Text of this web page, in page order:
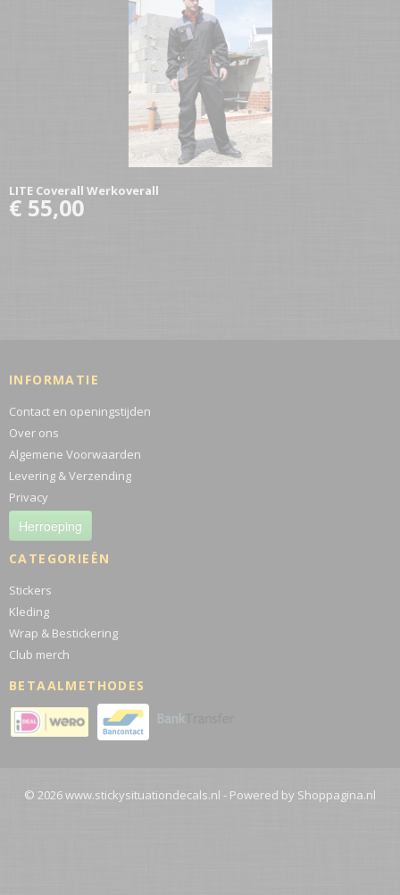
LITE Coverall Werkoverall
€ 55,00
INFORMATIE
Contact en openingstijden
Over ons
Algemene Voorwaarden
Levering & Verzending
Privacy
Herroeping
CATEGORIEËN
Stickers
Kleding
Wrap & Bestickering
Club merch
BETAALMETHODES
© 2026 www.stickysituationdecals.nl - Powered by Shoppagina.nl